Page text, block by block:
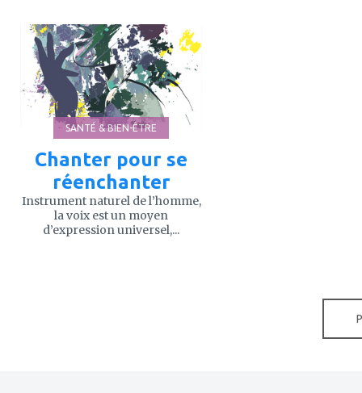
à
mes
favoris
SANTÉ & BIEN-ÊTRE
Chanter pour se
réenchanter
Instrument naturel de l’homme,
la voix est un moyen
d’expression universel,...